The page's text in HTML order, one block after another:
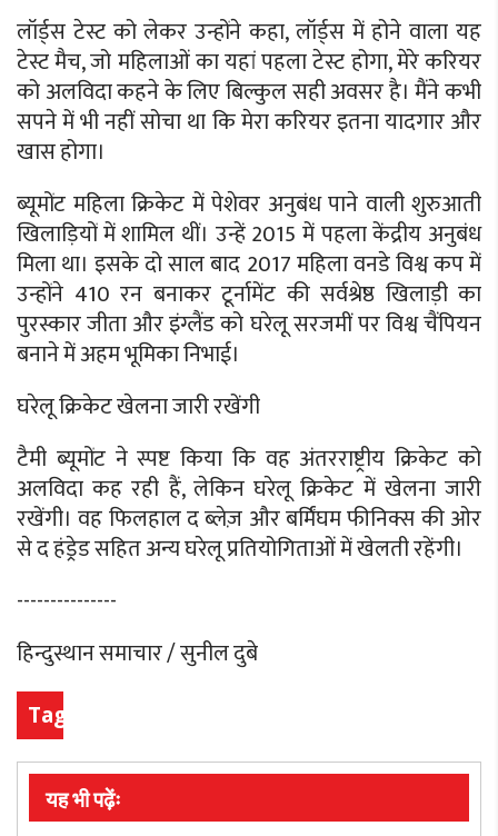
लॉर्ड्स टेस्ट को लेकर उन्होंने कहा, लॉर्ड्स में होने वाला यह
टेस्ट मैच, जो महिलाओं का यहां पहला टेस्ट होगा, मेरे करियर
को अलविदा कहने के लिए बिल्कुल सही अवसर है। मैंने कभी
सपने में भी नहीं सोचा था कि मेरा करियर इतना यादगार और
खास होगा।
ब्यूमोंट महिला क्रिकेट में पेशेवर अनुबंध पाने वाली शुरुआती
खिलाड़ियों में शामिल थीं। उन्हें 2015 में पहला केंद्रीय अनुबंध
मिला था। इसके दो साल बाद 2017 महिला वनडे विश्व कप में
उन्होंने 410 रन बनाकर टूर्नामेंट की सर्वश्रेष्ठ खिलाड़ी का
पुरस्कार जीता और इंग्लैंड को घरेलू सरजमीं पर विश्व चैंपियन
बनाने में अहम भूमिका निभाई।
घरेलू क्रिकेट खेलना जारी रखेंगी
टैमी ब्यूमोंट ने स्पष्ट किया कि वह अंतरराष्ट्रीय क्रिकेट को
अलविदा कह रही हैं, लेकिन घरेलू क्रिकेट में खेलना जारी
रखेंगी। वह फिलहाल द ब्लेज़ और बर्मिंघम फीनिक्स की ओर
से द हंड्रेड सहित अन्य घरेलू प्रतियोगिताओं में खेलती रहेंगी।
---------------
हिन्दुस्थान समाचार / सुनील दुबे
Tags
यह भी पढ़ेंः